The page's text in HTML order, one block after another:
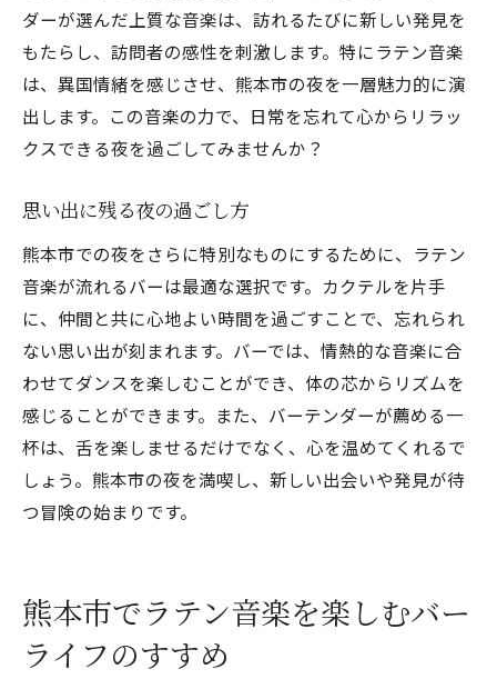
ダーが選んだ上質な音楽は、訪れるたびに新しい発見を
もたらし、訪問者の感性を刺激します。特にラテン音楽
は、異国情緒を感じさせ、熊本市の夜を一層魅力的に演
出します。この音楽の力で、日常を忘れて心からリラッ
クスできる夜を過ごしてみませんか？
思い出に残る夜の過ごし方
熊本市での夜をさらに特別なものにするために、ラテン
音楽が流れるバーは最適な選択です。カクテルを片手
に、仲間と共に心地よい時間を過ごすことで、忘れられ
ない思い出が刻まれます。バーでは、情熱的な音楽に合
わせてダンスを楽しむことができ、体の芯からリズムを
感じることができます。また、バーテンダーが薦める一
杯は、舌を楽しませるだけでなく、心を温めてくれるで
しょう。熊本市の夜を満喫し、新しい出会いや発見が待
つ冒険の始まりです。
熊本市でラテン音楽を楽しむバー
ライフのすすめ